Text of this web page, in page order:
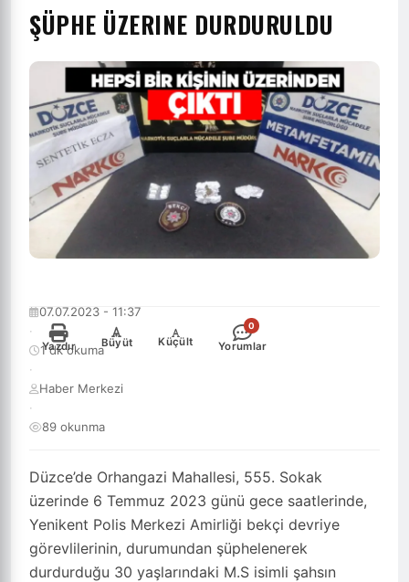
ŞÜPHE ÜZERINE DURDURULDU
Düzce’de Orhangazi Mahallesi, 555. Sokak
üzerinde 6 Temmuz 2023 günü gece saatlerinde,
Yenikent Polis Merkezi Amirliği bekçi devriye
görevlilerinin, durumundan şüphelenerek
durdurduğu 30 yaşlarındaki M.S isimli şahsın
07.07.2023 - 11:37
·
1 dk okuma
·
Haber Merkezi
·
89 okunma
Yazdır
+
Büyüt
-
Küçült
0
Yorumlar